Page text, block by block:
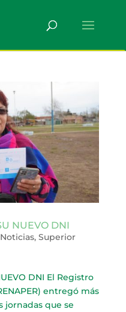
NUEVO DNI
Noticias, Superior
DNI El Registro
entregó más
jornadas que se